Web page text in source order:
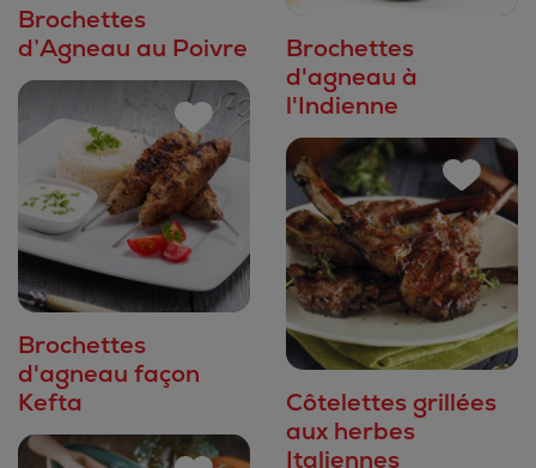
Brochettes
d’Agneau au Poivre
Brochettes
d'agneau à
l'Indienne
Brochettes
d'agneau façon
Kefta
Côtelettes grillées
aux herbes
Italiennes